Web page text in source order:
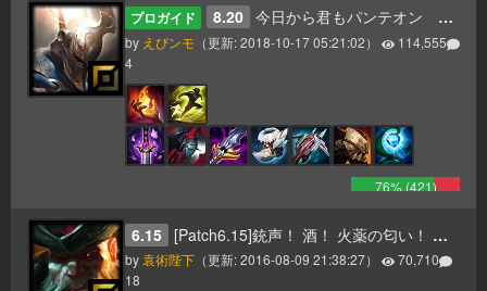
プロガイド 8.20 今日から君もパンテオン 更新8.20
by えびンモ （更新:2018-10-17 05:21:02）
114,555
4
76% (421)
6.15 [Patch6.15]銃声！ 酒！ 火薬の匂い！ そして一斉砲撃のお知らせだ！ ヤーハハーハー！
by 袁術陛下 （更新:2016-08-09 21:38:27）
70,710
18